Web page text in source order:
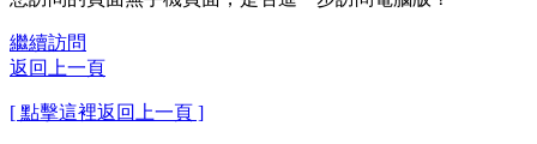
繼續訪問
返回上一頁
[ 點擊這裡返回上一頁 ]